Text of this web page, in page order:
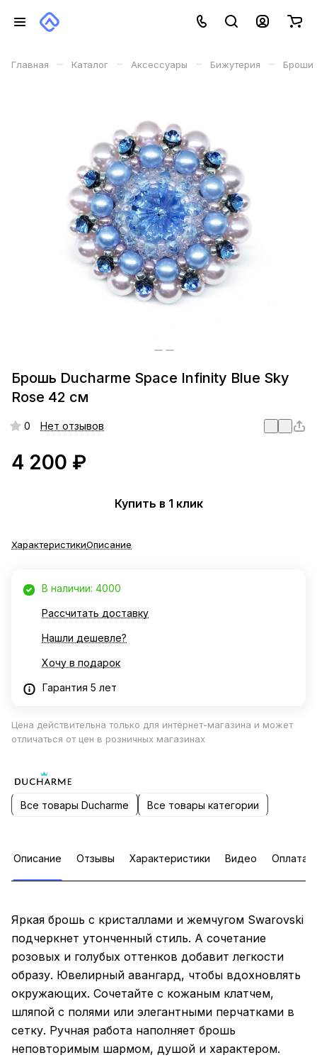
Главная – Каталог – Аксессуары – Бижутерия – Броши
Брошь Ducharme Space Infinity Blue Sky
Rose 42 см
0 Нет отзывов
4 200 ₽
Купить в 1 клик
ХарактеристикиОписание
В наличии: 4000
Рассчитать доставку
Нашли дешевле?
Хочу в подарок
Гарантия 5 лет
Цена действительна только для интернет-магазина и может
отличаться от цен в розничных магазинах
Все товары Ducharme Все товары категории
Описание Отзывы Характеристики Видео Оплата
Яркая брошь с кристаллами и жемчугом Swarovski
подчеркнет утонченный стиль. А сочетание
розовых и голубых оттенков добавит легкости
образу. Ювелирный авангард, чтобы вдохновлять
окружающих. Сочетайте с кожаным клатчем,
шляпой с полями или элегантными перчатками в
сетку. Ручная работа наполняет брошь
неповторимым шармом, душой и характером.